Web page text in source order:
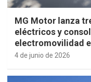
MG Motor lanza
eléctricos y
electromovilidad
4 de junio de 2026